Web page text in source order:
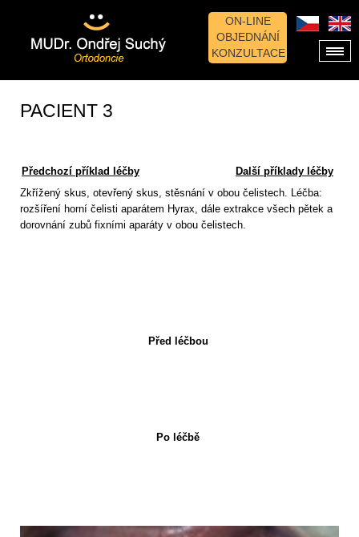
ON-LINE
OBJEDNÁNÍ
KONZULTACE
PACIENT 3
Předchozí příklad léčby
Další příklady léčby
Zkřížený skus, otevřený skus, stěsnání v obou čelistech. Léčba:
rozšíření horní čelisti aparátem Hyrax, dále extrakce všech pětek a
dorovnání zubů fixními aparáty v obou čelistech.
Před léčbou
Po léčbě